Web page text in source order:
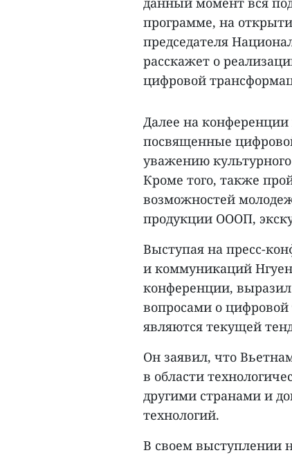
программе, на
председателя
расскажет о
цифровой
Далее на конференции
посвященные
уважению
Кроме того, также
возможностей
продукции ОООП,
Выступая на пресс-
и коммуникаций
конференции,
вопросами о
являются текущей
Он заявил, что
в области
другими странами и
технологий.
В своем выступлении